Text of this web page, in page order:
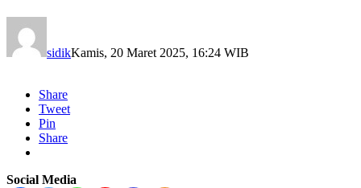
sidikKamis, 20 Maret 2025, 16:24 WIB
Share
Tweet
Pin
Share
Social Media